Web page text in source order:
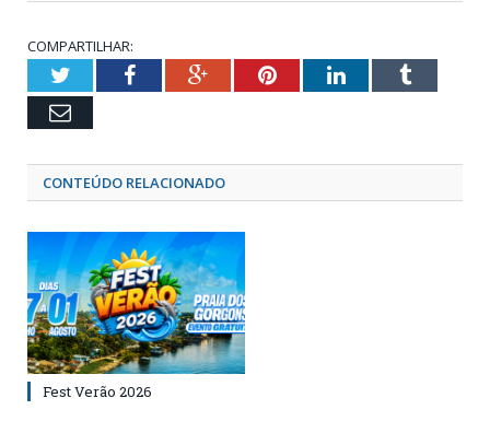
COMPARTILHAR:
TwitterFacebookGoogle+PinterestLinkedInTumblr
Email
CONTEÚDO RELACIONADO
Fest Verão 2026